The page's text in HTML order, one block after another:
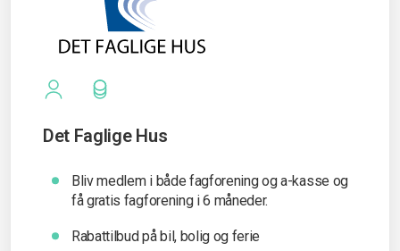
Det Faglige Hus
Bliv medlem i både fagforening og a-kasse og
få gratis fagforening i 6 måneder.
Rabattilbud på bil, bolig og ferie